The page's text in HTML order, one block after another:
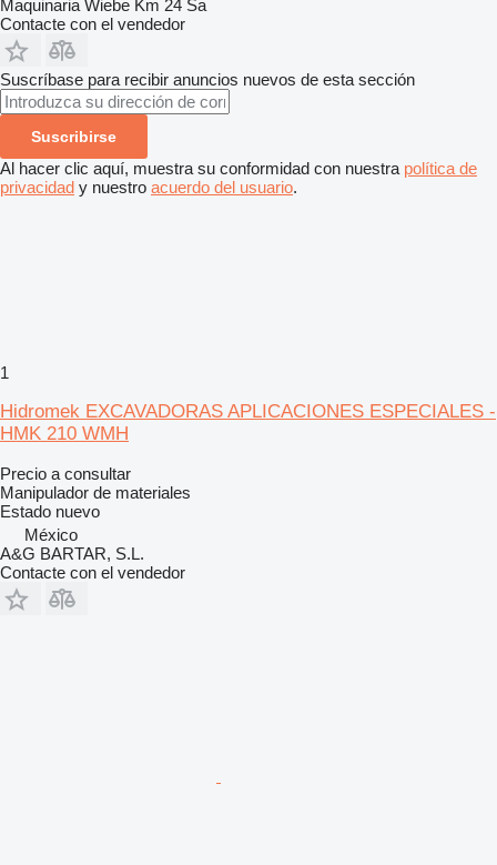
Maquinaria Wiebe Km 24 Sa
Contacte con el vendedor
Suscríbase para recibir anuncios nuevos de esta sección
Suscribirse
Al hacer clic aquí, muestra su conformidad con nuestra política de
privacidad y nuestro acuerdo del usuario.
1
Hidromek EXCAVADORAS APLICACIONES ESPECIALES -
HMK 210 WMH
Precio a consultar
Manipulador de materiales
Estado nuevo
México
A&G BARTAR, S.L.
Contacte con el vendedor